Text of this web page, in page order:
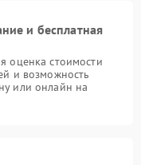
и бесплатная
оценка стоимости
и возможность
или онлайн на